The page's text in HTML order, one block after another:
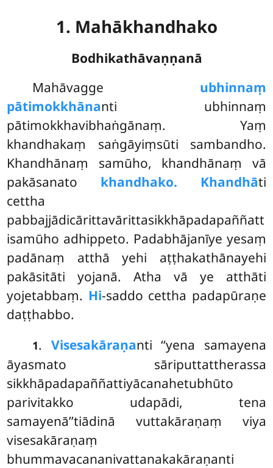
1. Mahākhandhako
Bodhikathāvaṇṇanā
Mahāvagge ubhinnaṃ
pātimokkhānanti ubhinnaṃ
pātimokkhavibhaṅgānaṃ. Yaṃ
khandhakaṃ saṅgāyiṃsūti sambandho.
Khandhānaṃ samūho, khandhānaṃ vā
pakāsanato khandhako. Khandhāti
cettha
pabbajjādicārittavārittasikkhāpadapaññatt
isamūho adhippeto. Padabhājanīye yesaṃ
padānaṃ atthā yehi aṭṭhakathānayehi
pakāsitāti yojanā. Atha vā ye atthāti
yojetabbaṃ. Hi-saddo cettha padapūraṇe
daṭṭhabbo.
1. Visesakāraṇanti ‘‘yena samayena
āyasmato sāriputtattherassa
sikkhāpadapaññattiyācanahetubhūto
parivitakko udapādi, tena
samayenā’’tiādinā vuttakāraṇaṃ viya
visesakāraṇaṃ
bhummavacananivattanakakāraṇanti